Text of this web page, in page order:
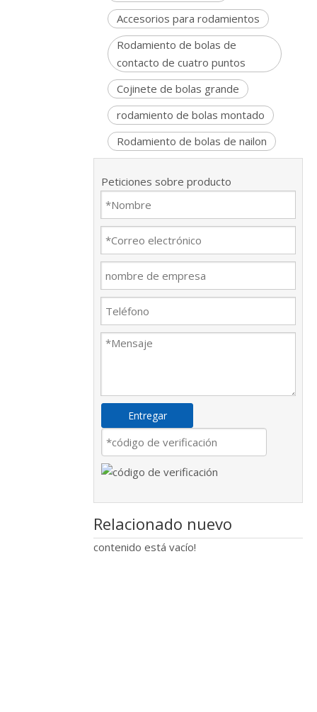
Accesorios para rodamientos
Rodamiento de bolas de
contacto de cuatro puntos
Cojinete de bolas grande
rodamiento de bolas montado
Rodamiento de bolas de nailon
Peticiones sobre producto
Entregar
Relacionado nuevo
contenido está vacío!